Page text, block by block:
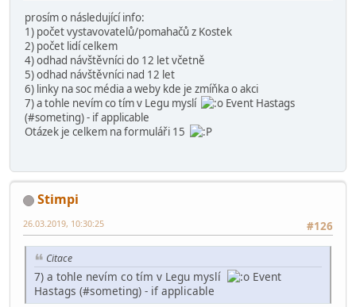
prosím o následující info:
1) počet vystavovatelů/pomahačů z Kostek
2) počet lidí celkem
4) odhad návštěvníci do 12 let včetně
5) odhad návštěvníci nad 12 let
6) linky na soc média a weby kde je zmíňka o akci
7) a tohle nevím co tím v Legu myslí
Event Hastags
(#someting) - if applicable
Otázek je celkem na formuláři 15
Stimpi
#126
26.03.2019, 10:30:25
Citace
7) a tohle nevím co tím v Legu myslí
Event
Hastags (#someting) - if applicable